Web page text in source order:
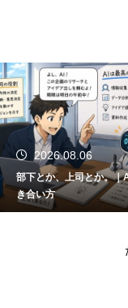
2026.08.06
部下とか、上司とか。｜
き合い方